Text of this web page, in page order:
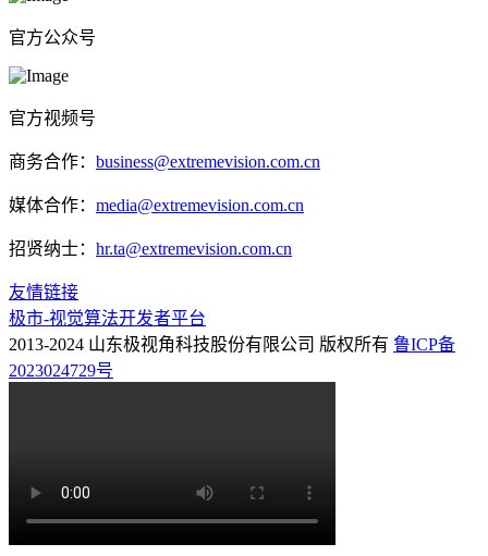
官方公众号
官方视频号
商务合作： business@extremevision.com.cn
媒体合作： media@extremevision.com.cn
招贤纳士： hr.ta@extremevision.com.cn
友情链接
极市-视觉算法开发者平台
2013-2024 山东极视角科技股份有限公司 版权所有 鲁ICP备
2023024729号